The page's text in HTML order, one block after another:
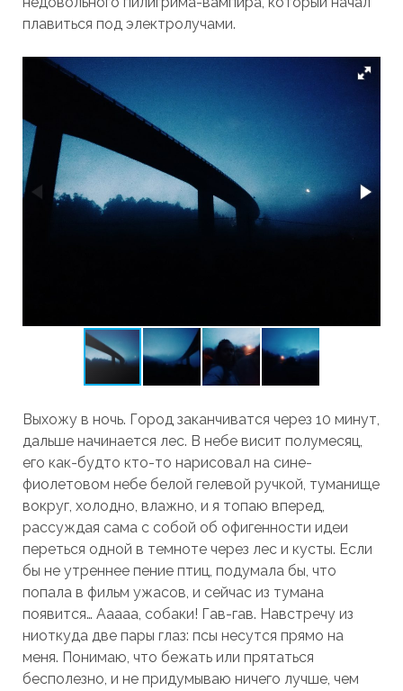
плавиться под электролучами.
Выхожу в ночь. Город заканчиватся через 10 минут,
дальше начинается лес. В небе висит полумесяц,
его как-будто кто-то нарисовал на сине-
фиолетовом небе белой гелевой ручкой, туманище
вокруг, холодно, влажно, и я топаю вперед,
рассуждая сама с собой об офигенности идеи
переться одной в темноте через лес и кусты. Если
бы не утреннее пение птиц, подумала бы, что
попала в фильм ужасов, и сейчас из тумана
появится… Ааааа, собаки! Гав-гав. Навстречу из
ниоткуда две пары глаз: псы несутся прямо на
меня. Понимаю, что бежать или прятаться
бесполезно, и не придумываю ничего лучше, чем